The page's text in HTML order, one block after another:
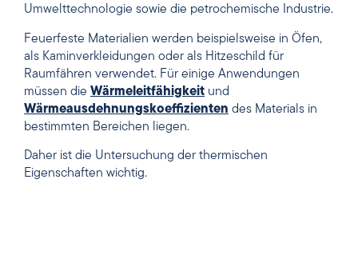
Umwelttechnologie sowie die petrochemische Industrie.
Feuerfeste Materialien werden beispielsweise in Öfen,
als Kaminverkleidungen oder als Hitzeschild für
Raumfähren verwendet. Für einige Anwendungen
müssen die Wärmeleitfähigkeit und
Wärmeausdehnungskoeffizienten des Materials in
bestimmten Bereichen liegen.
Daher ist die Untersuchung der thermischen
Eigenschaften wichtig.